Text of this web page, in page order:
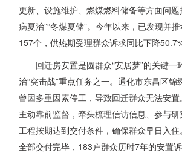
更新、设施维护、燃煤燃料储备等方面问题
病夏治”“冬煤夏储”。今年以来，已发现并
157个，供热期受理群众诉求同比下降50.7%
回迁房安置是圆群众“安居梦”的关键一
治“突击战”重点任务之一。通化市东昌区锦
曾因多重因素停工，导致回迁群众无法安
主动靠前监督，牵头梳理信访信息、参与
工程按期达到交付条件，确保群众早日入
全部交付完毕，183户群众历时7年的安置